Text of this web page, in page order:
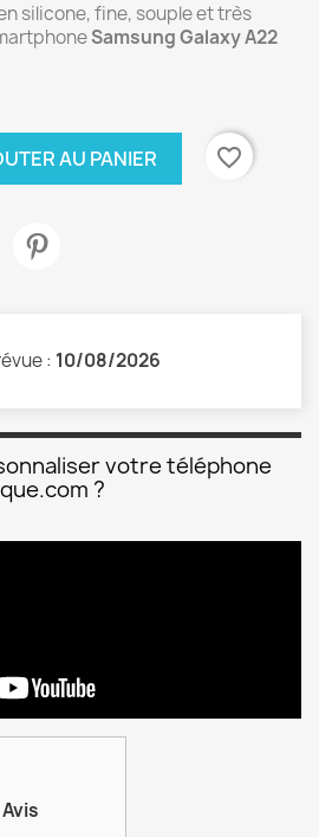
silicone, fine, souple et très
Samsung Galaxy A22
AU PANIER favorite_border
: 10/08/2026
votre téléphone
?
Avis